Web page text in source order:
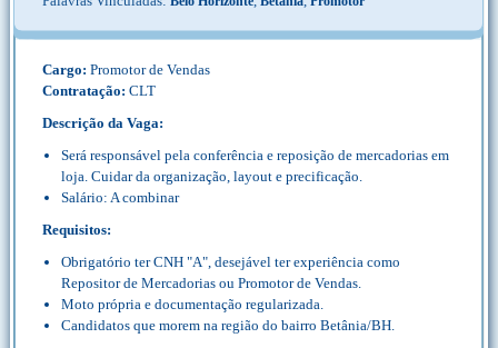
Cargo: Promotor de Vendas
Contratação: CLT
Descrição da Vaga:
Será responsável pela conferência e reposição de mercadorias em
loja. Cuidar da organização, layout e precificação.
Salário: A combinar
Requisitos:
Obrigatório ter CNH "A", desejável ter experiência como
Repositor de Mercadorias ou Promotor de Vendas.
Moto própria e documentação regularizada.
Candidatos que morem na região do bairro Betânia/BH.